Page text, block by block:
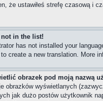
że ustawiłeś strefę czasową i
in the list!
has not installed your
create a new translation. More
obrazek pod moją nazwą
obrazków wyświetlanych
jak dużo postów użytkownik